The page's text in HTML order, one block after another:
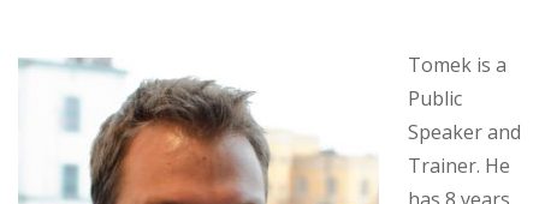
Tomek is a
Public
Speaker and
Trainer. He